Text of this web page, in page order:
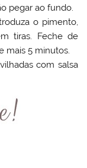
pegar ao fundo.
o pimento,
tiras. Feche de
mais 5 minutos.
com salsa